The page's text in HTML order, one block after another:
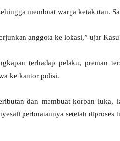
membuat warga ketakutan.
anggota ke lokasi,” ujar
terhadap pelaku, preman
ke kantor polisi.
dan membuat korban
perbuatannya setelah diproses